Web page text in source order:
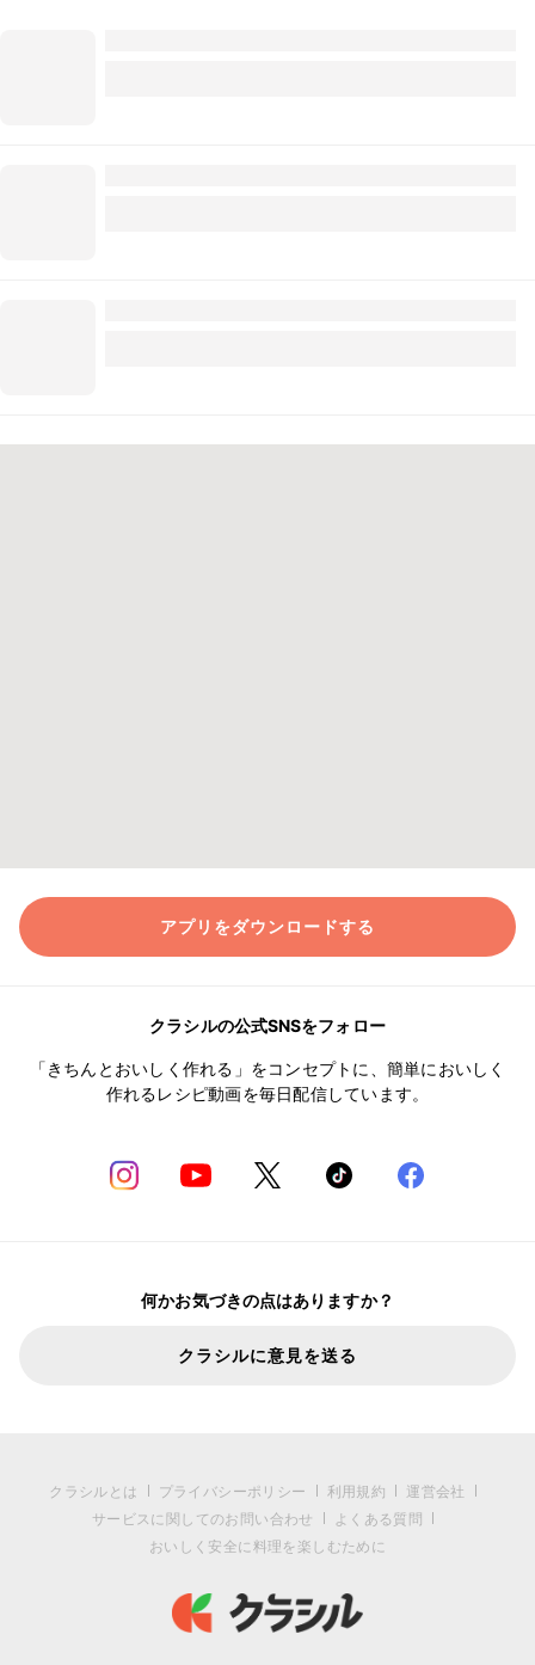
アプリをダウンロードする
クラシルの公式SNSをフォロー
「きちんとおいしく作れる」をコンセプトに、簡単においしく
作れるレシピ動画を毎日配信しています。
何かお気づきの点はありますか？
クラシルに意見を送る
クラシルとは プライバシーポリシー 利用規約
運営会社
サービスに関してのお問い合わせ
よくある質問
おいしく安全に料理を楽しむために